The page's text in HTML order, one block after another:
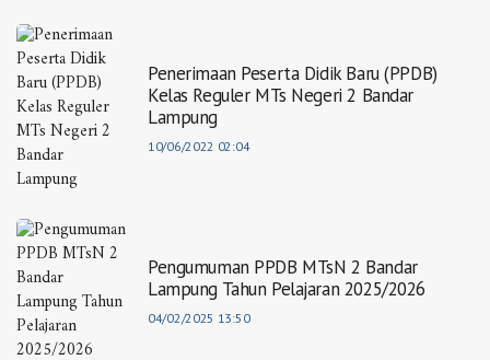
Penerimaan Peserta Didik Baru (PPDB)
Kelas Reguler MTs Negeri 2 Bandar
Lampung
10/06/2022 02:04
Pengumuman PPDB MTsN 2 Bandar
Lampung Tahun Pelajaran 2025/2026
04/02/2025 13:50